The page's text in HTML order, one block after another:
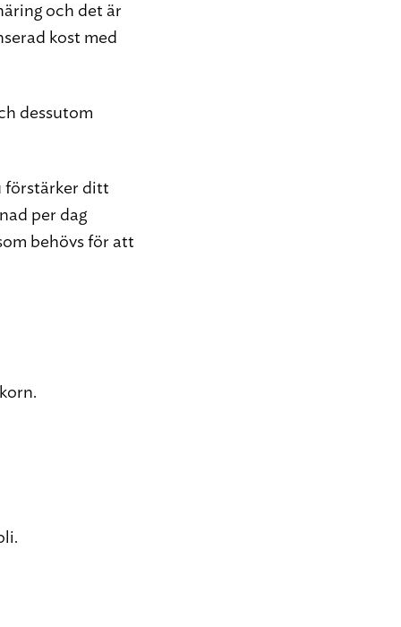
och det är
kost med
dessutom
förstärker ditt
per dag
behövs för att